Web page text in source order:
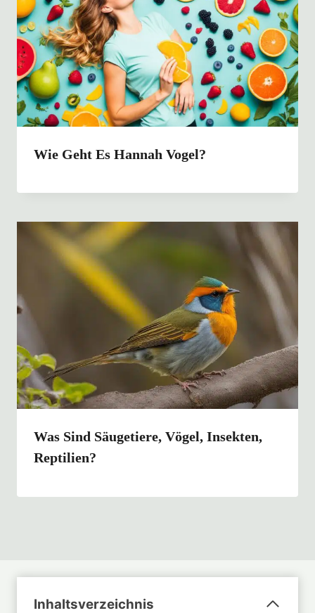
Wie Geht Es Hannah Vogel?
Was Sind Säugetiere, Vögel, Insekten,
Reptilien?
Inhaltsverzeichnis